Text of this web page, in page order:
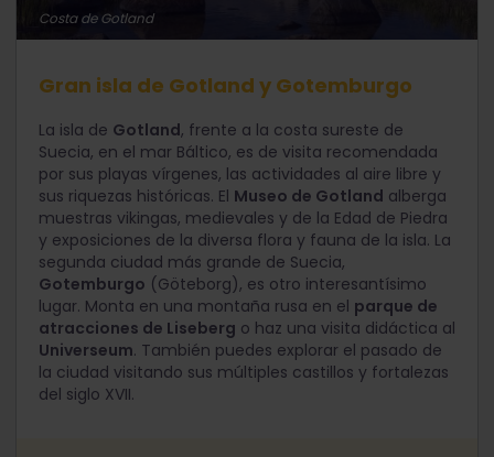
Costa de Gotland
Gran isla de Gotland y Gotemburgo
La isla de Gotland, frente a la costa sureste de
Suecia, en el mar Báltico, es de visita recomendada
por sus playas vírgenes, las actividades al aire libre y
sus riquezas históricas. El Museo de Gotland alberga
muestras vikingas, medievales y de la Edad de Piedra
y exposiciones de la diversa flora y fauna de la isla. La
segunda ciudad más grande de Suecia,
Gotemburgo (Göteborg), es otro interesantísimo
lugar. Monta en una montaña rusa en el parque de
atracciones de Liseberg o haz una visita didáctica al
Universeum. También puedes explorar el pasado de
la ciudad visitando sus múltiples castillos y fortalezas
del siglo XVII.